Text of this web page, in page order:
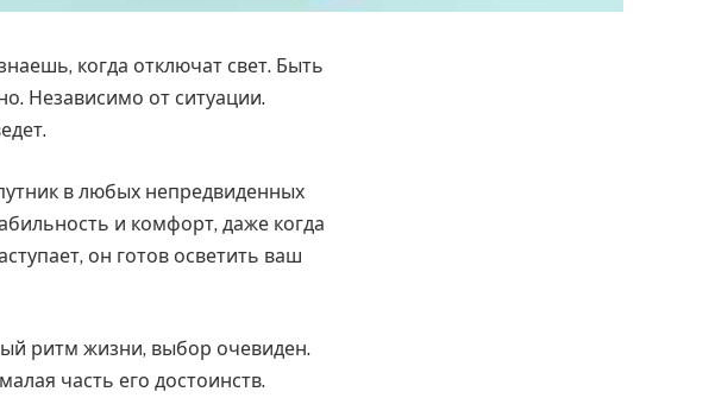
когда отключат свет. Быть
Независимо от ситуации.
в любых непредвиденных
и комфорт, даже когда
он готов осветить ваш
ритм жизни, выбор очевиден.
часть его достоинств.